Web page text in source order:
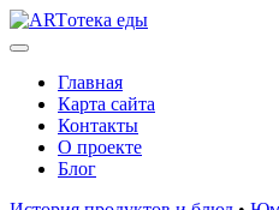
Главная
Карта сайта
Контакты
О проекте
Блог